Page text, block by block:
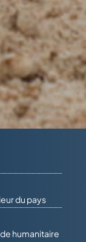
du pays
humanitaire